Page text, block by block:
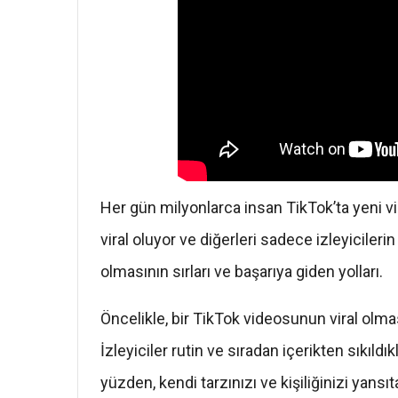
Her gün milyonlarca insan TikTok’ta yeni
viral oluyor ve diğerleri sadece
olmasının sırları ve başarıya giden yolları.
Öncelikle, bir TikTok videosunun viral
İzleyiciler rutin ve sıradan içerikten
yüzden, kendi tarzınızı ve kişiliğinizi